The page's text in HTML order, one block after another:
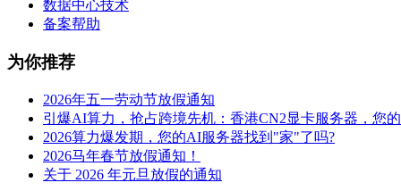
数据中心技术
备案帮助
为你推荐
2026年五一劳动节放假通知
引爆AI算力，抢占跨境先机：香港CN2显卡服务器，您
2026算力爆发期，您的AI服务器找到"家"了吗?
2026马年春节放假通知！
关于 2026 年元旦放假的通知